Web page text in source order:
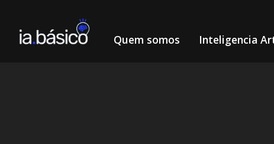
Quem somos Inteligencia